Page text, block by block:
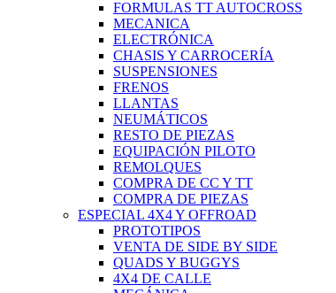
FORMULAS TT AUTOCROSS
MECANICA
ELECTRÓNICA
CHASIS Y CARROCERÍA
SUSPENSIONES
FRENOS
LLANTAS
NEUMÁTICOS
RESTO DE PIEZAS
EQUIPACIÓN PILOTO
REMOLQUES
COMPRA DE CC Y TT
COMPRA DE PIEZAS
ESPECIAL 4X4 Y OFFROAD
PROTOTIPOS
VENTA DE SIDE BY SIDE
QUADS Y BUGGYS
4X4 DE CALLE